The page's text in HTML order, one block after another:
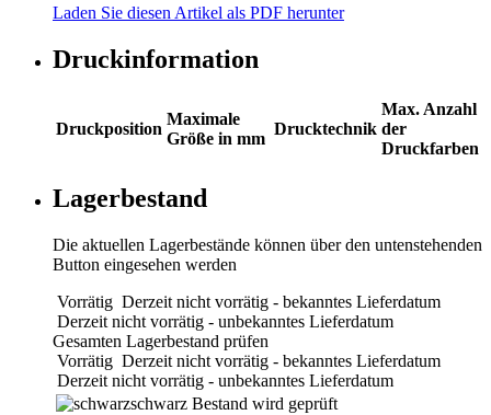
Laden Sie diesen Artikel als PDF herunter
Druckinformation
Druckposition
Maximale
Größe in mm
Drucktechnik
Max. Anzahl
der
Druckfarben
Lagerbestand
Die aktuellen Lagerbestände können über den untenstehenden
Button eingesehen werden
Vorrätig Derzeit nicht vorrätig - bekanntes Lieferdatum
Derzeit nicht vorrätig - unbekanntes Lieferdatum
Gesamten Lagerbestand prüfen
Vorrätig Derzeit nicht vorrätig - bekanntes Lieferdatum
Derzeit nicht vorrätig - unbekanntes Lieferdatum
schwarz Bestand wird geprüft